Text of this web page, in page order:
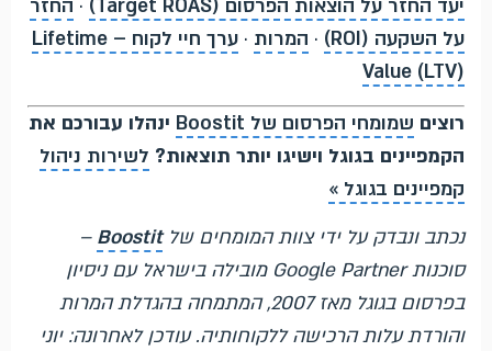
יעד החזר על הוצאות הפרסום (Target ROAS) · החזר
על השקעה (ROI)
· המרות ·
ערך חיי לקוח – Lifetime
Value (LTV)
רוצים שמומחי הפרסום של Boostit
ינהלו עבורכם את
הקמפיינים בגוגל וישיגו יותר תוצאות? לשירות ניהול
קמפיינים בגוגל »
נכתב ונבדק על ידי צוות המומחים שלBoostit
–
סוכנות Google Partner מובילה בישראל עם ניסיון
בפרסום בגוגל מאז 2007, המתמחה בהגדלת המרות
והורדת עלות הרכישה ללקוחותיה. עודכן לאחרונה: יוני